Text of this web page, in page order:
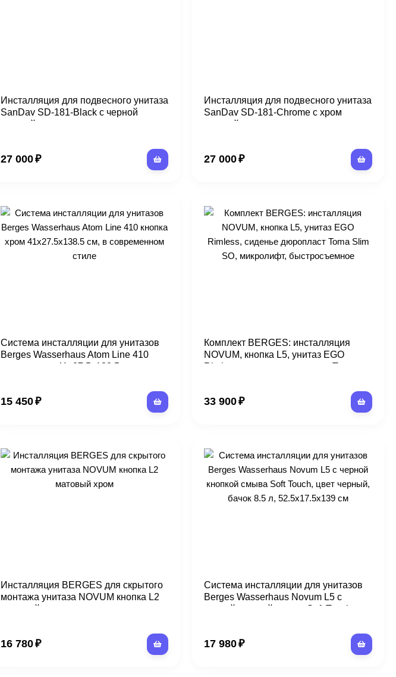
Инсталляция для подвесного унитаза
SanDav SD-181-Black с черной
кнопкой
27 000₽
Инсталляция для подвесного унитаза
SanDav SD-181-Chrome с хром
кнопкой
27 000₽
Система инсталляции для унитазов
Berges Wasserhaus Atom Line 410
кнопка хром 41x27.5x138.5 см, в
15 450₽
Комплект BERGES: инсталляция
NOVUM, кнопка L5, унитаз EGO
Rimless, сиденье дюропласт Toma
33 900₽
Инсталляция BERGES для скрытого
монтажа унитаза NOVUM кнопка L2
матовый хром
16 780₽
Система инсталляции для унитазов
Berges Wasserhaus Novum L5 с
черной кнопкой смыва Soft Touch,
17 980₽